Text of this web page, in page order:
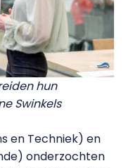
hun
Swinkels
en Techniek) en
onderzochten